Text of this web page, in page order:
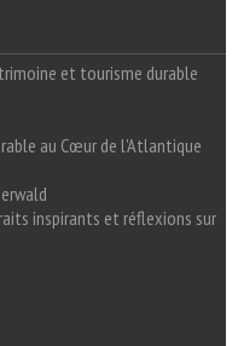
et tourisme durable
au Cœur de l'Atlantique
inspirants et réflexions sur